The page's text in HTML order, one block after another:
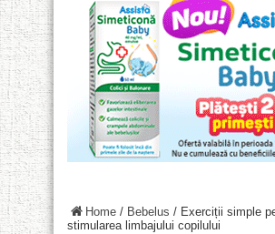
Home / Bebelus / Exerciții simple
stimularea limbajului copilului